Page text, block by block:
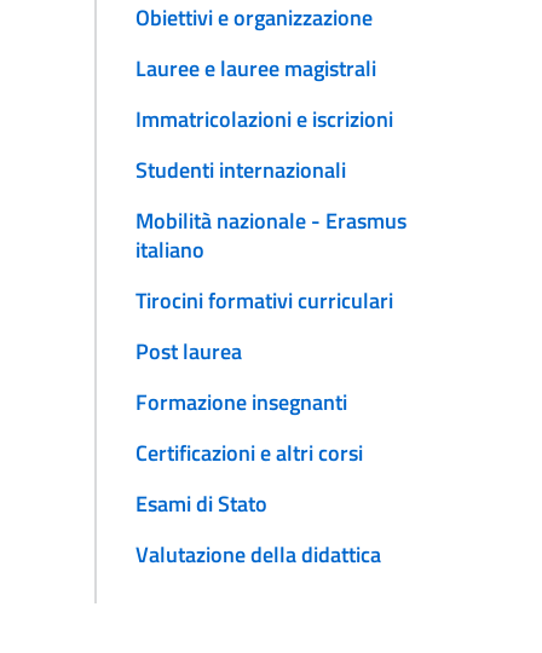
Obiettivi e organizzazione
Lauree e lauree magistrali
Immatricolazioni e iscrizioni
Studenti internazionali
Mobilità nazionale - Erasmus
italiano
Tirocini formativi curriculari
Post laurea
Formazione insegnanti
Certificazioni e altri corsi
Esami di Stato
Valutazione della didattica